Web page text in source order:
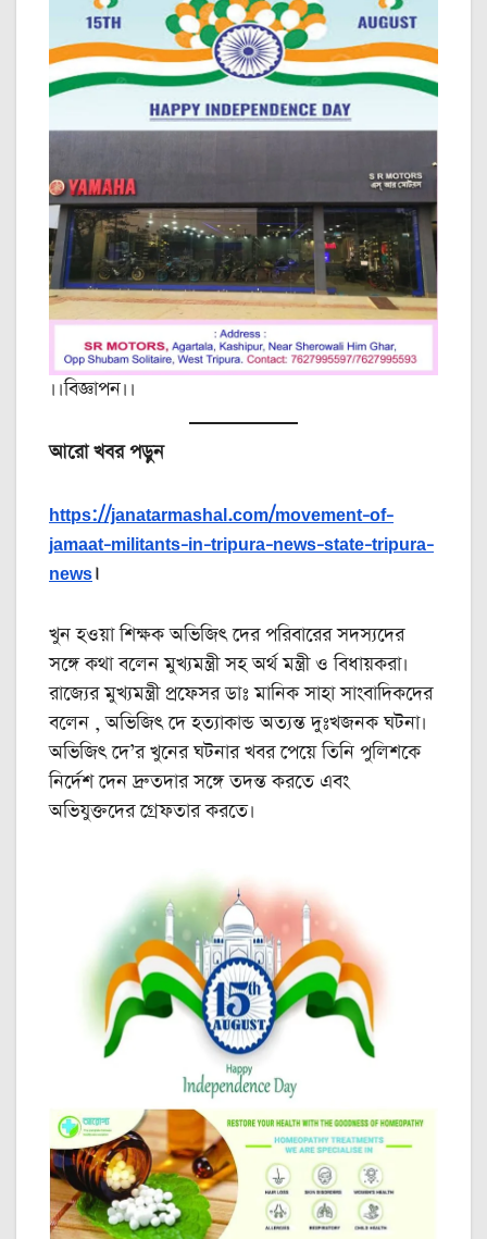
।।বিজ্ঞাপন।।
আরো খবর পড়ুন
https://janatarmashal.com/movement-of-
jamaat-militants-in-tripura-news-state-tripura-
news।
খুন হওয়া শিক্ষক অভিজিৎ দের পরিবারের সদস্যদের
সঙ্গে কথা বলেন মুখ্যমন্ত্রী সহ অর্থ মন্ত্রী ও বিধায়করা।
রাজ্যের মুখ্যমন্ত্রী প্রফেসর ডাঃ মানিক সাহা সাংবাদিকদের
বলেন , অভিজিৎ দে হত্যাকান্ড অত্যন্ত দুঃখজনক ঘটনা।
অভিজিৎ দে’র খুনের ঘটনার খবর পেয়ে তিনি পুলিশকে
নির্দেশ দেন দ্রুতদার সঙ্গে তদন্ত করতে এবং
অভিযুক্তদের গ্রেফতার করতে।